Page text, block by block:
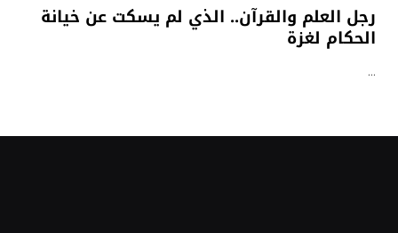
رجل العلم والقرآن.. الذي لم يسكت عن خيانة
الحكام لغزة
…